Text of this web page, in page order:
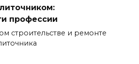
профессии
строительстве и ремонте